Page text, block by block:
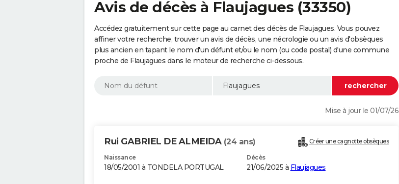
Avis de décès à Flaujagues (33350)
Accédez gratuitement sur cette page au carnet des décès de Flaujagues. Vous pouvez
affiner votre recherche, trouver un avis de décès, une nécrologie ou un avis d'obsèques
plus ancien en tapant le nom d'un défunt et/ou le nom (ou code postal) d'une commune
proche de Flaujagues dans le moteur de recherche ci-dessous.
Mise à jour le 01/07/26
Rui GABRIEL DE ALMEIDA (24 ans) Créer une cagnotte obsèques
Naissance
18/05/2001 à TONDELA PORTUGAL
Décès
21/06/2025 à Flaujagues